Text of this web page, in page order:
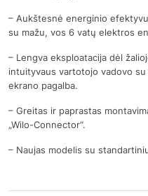
– Aukštesnė energinio
su mažu, vos 6 vatų elektros
– Lengva eksploatacija dėl
intuityvaus vartotojo vadovo
ekrano pagalba.
– Greitas ir paprastas
„Wilo-Connector“.
– Naujas modelis su